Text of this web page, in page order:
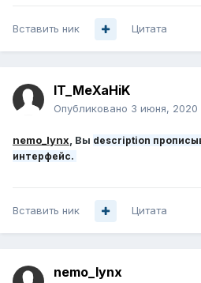
Вставить ник Цитата
IT_MeXaHiK
Опубликовано 3 июня, 2020
nemo_lynx, Вы description
интерфейс.
Вставить ник Цитата
nemo_lynx